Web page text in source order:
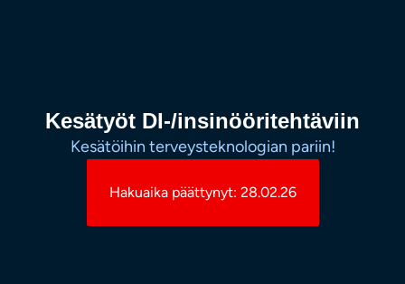
Kesätyöt DI-/insinööritehtäviin
Kesätöihin terveysteknologian pariin!
Hakuaika päättynyt: 28.02.26